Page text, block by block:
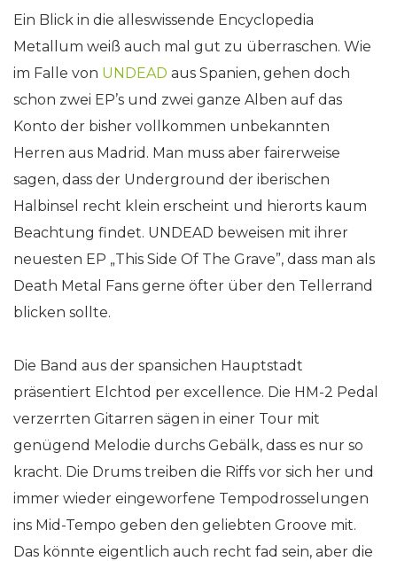
Ein Blick in die alleswissende Encyclopedia
Metallum weiß auch mal gut zu überraschen. Wie
im Falle von UNDEAD aus Spanien, gehen doch
schon zwei EP’s und zwei ganze Alben auf das
Konto der bisher vollkommen unbekannten
Herren aus Madrid. Man muss aber fairerweise
sagen, dass der Underground der iberischen
Halbinsel recht klein erscheint und hierorts kaum
Beachtung findet. UNDEAD beweisen mit ihrer
neuesten EP „This Side Of The Grave”, dass man als
Death Metal Fans gerne öfter über den Tellerrand
blicken sollte.
Die Band aus der spansichen Hauptstadt
präsentiert Elchtod per excellence. Die HM-2 Pedal
verzerrten Gitarren sägen in einer Tour mit
genügend Melodie durchs Gebälk, dass es nur so
kracht. Die Drums treiben die Riffs vor sich her und
immer wieder eingeworfene Tempodrosselungen
ins Mid-Tempo geben den geliebten Groove mit.
Das könnte eigentlich auch recht fad sein, aber die